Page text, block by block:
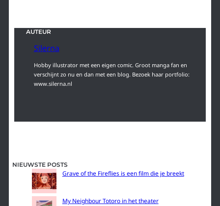
AUTEUR
Silerna
Hobby illustrator met een eigen comic. Groot manga fan en
verschijnt zo nu en dan met een blog. Bezoek haar portfolio:
www.silerna.nl
NIEUWSTE POSTS
Grave of the Fireflies is een film die je breekt
My Neighbour Totoro in het theater